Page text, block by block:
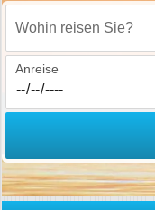
Wohin reisen Sie?
Anreise